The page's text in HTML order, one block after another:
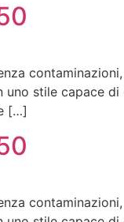
uno stile capace
[…]